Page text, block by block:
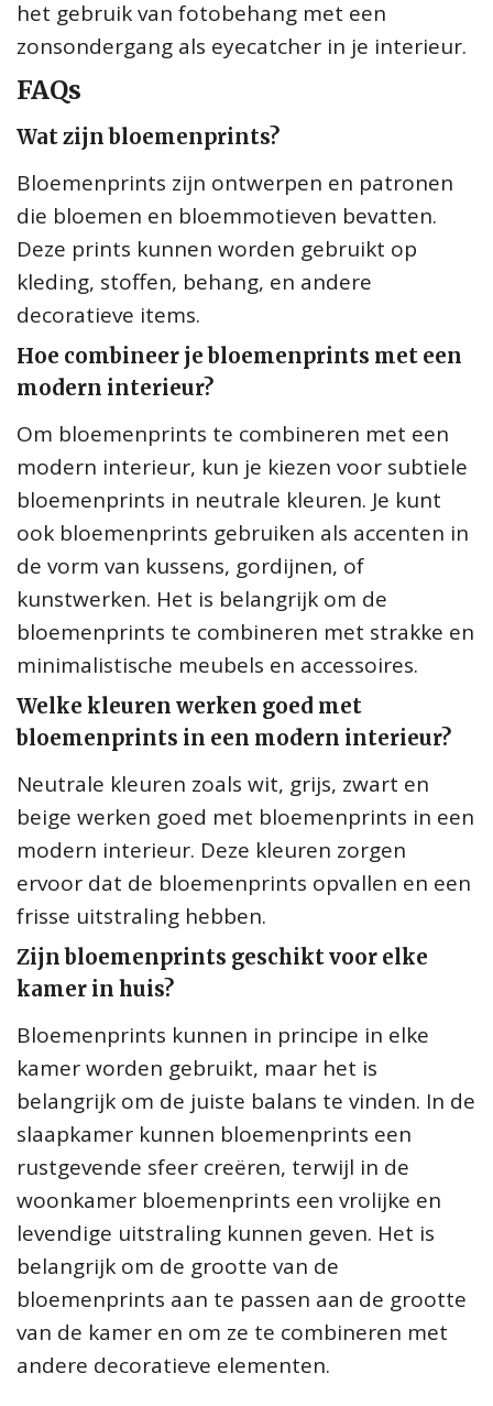
het gebruik van fotobehang met een
zonsondergang als eyecatcher in je interieur.
FAQs
Wat zijn bloemenprints?
Bloemenprints zijn ontwerpen en patronen
die bloemen en bloemmotieven bevatten.
Deze prints kunnen worden gebruikt op
kleding, stoffen, behang, en andere
decoratieve items.
Hoe combineer je bloemenprints met een
modern interieur?
Om bloemenprints te combineren met een
modern interieur, kun je kiezen voor subtiele
bloemenprints in neutrale kleuren. Je kunt
ook bloemenprints gebruiken als accenten in
de vorm van kussens, gordijnen, of
kunstwerken. Het is belangrijk om de
bloemenprints te combineren met strakke en
minimalistische meubels en accessoires.
Welke kleuren werken goed met
bloemenprints in een modern interieur?
Neutrale kleuren zoals wit, grijs, zwart en
beige werken goed met bloemenprints in een
modern interieur. Deze kleuren zorgen
ervoor dat de bloemenprints opvallen en een
frisse uitstraling hebben.
Zijn bloemenprints geschikt voor elke
kamer in huis?
Bloemenprints kunnen in principe in elke
kamer worden gebruikt, maar het is
belangrijk om de juiste balans te vinden. In de
slaapkamer kunnen bloemenprints een
rustgevende sfeer creëren, terwijl in de
woonkamer bloemenprints een vrolijke en
levendige uitstraling kunnen geven. Het is
belangrijk om de grootte van de
bloemenprints aan te passen aan de grootte
van de kamer en om ze te combineren met
andere decoratieve elementen.